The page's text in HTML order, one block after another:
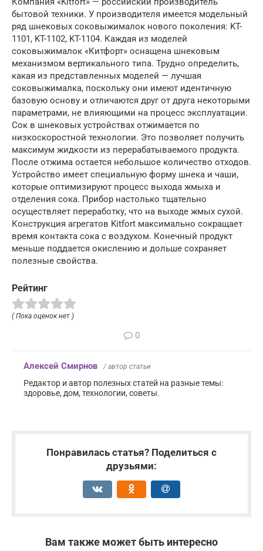
бытовой техники. У производителя имеется модельный
ряд шнековых соковыжималок нового поколения: KT-
1101, KT-1102, KT-1104. Каждая из моделей
соковыжималок «Китфорт» оснащена шнековым
механизмом вертикального типа. Трудно определить,
какая из представленных моделей — лучшая
соковыжималка, поскольку они имеют идентичную
базовую основу и отличаются друг от друга некоторыми
параметрами, не влияющими на процесс эксплуатации.
Сок в шнековых устройствах отжимается по
низкоскоростной технологии. Это позволяет получить
максимум жидкости из перерабатываемого продукта.
После отжима остается небольшое количество отходов.
Устройство имеет специальную форму шнека и чаши,
которые оптимизируют процесс выхода жмыха и
отделения сока. Прибор настолько тщательно
осуществляет переработку, что на выходе жмых сухой.
Конструкция агрегатов Kitfort максимально сокращает
время контакта сока с воздухом. Конечный продукт
меньше поддается окислению и дольше сохраняет
полезные свойства.
Рейтинг
( Пока оценок нет )
0
Алексей Смирнов / автор статьи
Редактор и автор полезных статей на разные темы:
здоровье, дом, технологии, советы.
Понравилась статья? Поделиться с
друзьями:
Вам также может быть интересно